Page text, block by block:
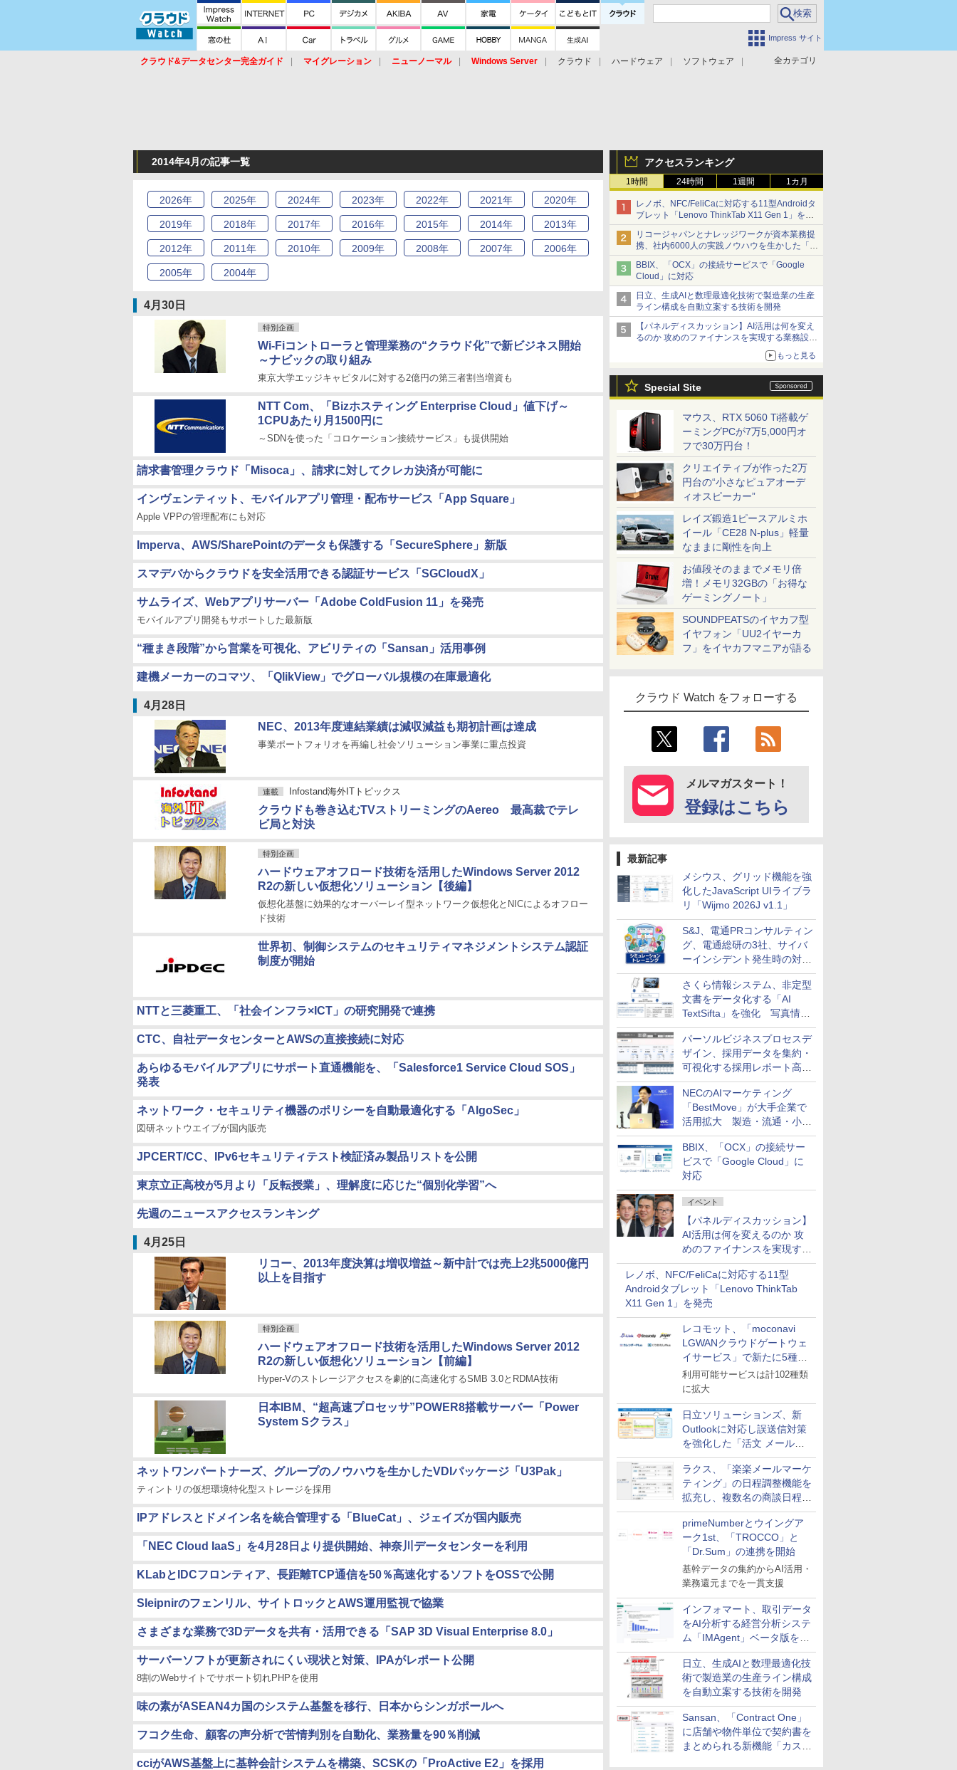
Impress サイト
全カテゴリ
クラウド&データセンター完全ガイド マイグレーション ニューノーマル Windows Server クラウド ハードウェア
ソフトウェア
アクセスランキング
1時間 24時間 1週間 1カ月
レノボ、NFC/FeliCaに対応する11型Androidタ
ブレット「Lenovo ThinkTab X11 Gen 1」を発
売
リコージャパンとナレッジワークが資本業務提
携、社内6000人の実践ノウハウを生かした「AI
商談記録 for RICOH」を展開へ
BBIX、「OCX」の接続サービスで「Google
Cloud」に対応
日立、生成AIと数理最適化技術で製造業の生産
ライン構成を自動立案する技術を開発
【パネルディスカッション】AI活用は何を変え
るのか 攻めのファイナンスを実現する業務設計
もっと見る
Special Site
マウス、RTX 5060 Ti搭載ゲ
ーミングPCが7万5,000円オ
フで30万円台！
クリエイティブが作った2万
円台の“小さなピュアオーデ
ィオスピーカー”
レイズ鍛造1ピースアルミホ
イール「CE28 N-plus」軽量
なままに剛性を向上
お値段そのままでメモリ倍
増！メモリ32GBの「お得な
ゲーミングノート」
SOUNDPEATSのイヤカフ型
イヤフォン「UU2イヤーカ
フ」をイヤカフマニアが語る
クラウド Watch をフォローする
メルマガスタート！
登録はこちら
最新記事
メシウス、グリッド機能を強
化したJavaScript UIライブラ
リ「Wijmo 2026J v1.1」
S&J、電通PRコンサルティン
グ、電通総研の3社、サイバ
ーインシデント発生時の対応
と危機管理広報を一体的に訓
練するプログラムを提供
さくら情報システム、非定型
文書をデータ化する「AI
TextSifta」を強化 写真情報
のデータ化などに対応
パーソルビジネスプロセスデ
ザイン、採用データを集約・
可視化する採用レポート高速
化サービスを提供
NECのAIマーケティング
「BestMove」が大手企業で
活用拡大 製造・流通・小売
企業・広告代理店などが実装
フェーズへ
BBIX、「OCX」の接続サー
ビスで「Google Cloud」に
対応
イベント
【パネルディスカッション】
AI活用は何を変えるのか 攻
めのファイナンスを実現する
業務設計とマインドセット変
革
レノボ、NFC/FeliCaに対応する11型
Androidタブレット「Lenovo ThinkTab
X11 Gen 1」を発売
レコモット、「moconavi
LGWANクラウドゲートウェ
イサービス」で新たに5種類
のサービスと連携開始
利用可能サービスは計102種類
に拡大
日立ソリューションズ、新
Outlookに対応し誤送信対策
を強化した「活文 メール誤
送信防止アドインサービス」
を提供
ラクス、「楽楽メールマーケ
ティング」の日程調整機能を
拡充し、複数名の商談日程調
整を効率化
primeNumberとウイングア
ーク1st、「TROCCO」と
「Dr.Sum」の連携を開始
基幹データの集約からAI活用・
業務還元までを一貫支援
インフォマート、取引データ
をAI分析する経営分析システ
ム「IMAgent」ベータ版を提
供
日立、生成AIと数理最適化技
術で製造業の生産ライン構成
を自動立案する技術を開発
Sansan、「Contract One」
に店舗や物件単位で契約書を
まとめられる新機能「カスタ
2014年4月の記事一覧
2026年 2025年 2024年 2023年 2022年 2021年 2020年
2019年 2018年 2017年 2016年 2015年 2014年 2013年
2012年 2011年 2010年 2009年 2008年 2007年 2006年
2005年 2004年
4月30日
特別企画
Wi-Fiコントローラと管理業務の“クラウド化”で新ビジネス開始
～ナビックの取り組み
東京大学エッジキャピタルに対する2億円の第三者割当増資も
NTT Com、「Bizホスティング Enterprise Cloud」値下げ～
1CPUあたり月1500円に
～SDNを使った「コロケーション接続サービス」も提供開始
請求書管理クラウド「Misoca」、請求に対してクレカ決済が可能に
インヴェンティット、モバイルアプリ管理・配布サービス「App Square」
Apple VPPの管理配布にも対応
Imperva、AWS/SharePointのデータも保護する「SecureSphere」新版
スマデバからクラウドを安全活用できる認証サービス「SGCloudX」
サムライズ、Webアプリサーバー「Adobe ColdFusion 11」を発売
モバイルアプリ開発もサポートした最新版
“種まき段階”から営業を可視化、アビリティの「Sansan」活用事例
建機メーカーのコマツ、「QlikView」でグローバル規模の在庫最適化
4月28日
NEC、2013年度連結業績は減収減益も期初計画は達成
事業ポートフォリオを再編し社会ソリューション事業に重点投資
連載 Infostand海外ITトピックス
クラウドも巻き込むTVストリーミングのAereo 最高裁でテレ
ビ局と対決
特別企画
ハードウェアオフロード技術を活用したWindows Server 2012
R2の新しい仮想化ソリューション【後編】
仮想化基盤に効果的なオーバーレイ型ネットワーク仮想化とNICによるオフロー
ド技術
世界初、制御システムのセキュリティマネジメントシステム認証
制度が開始
NTTと三菱重工、「社会インフラ×ICT」の研究開発で連携
CTC、自社データセンターとAWSの直接接続に対応
あらゆるモバイルアプリにサポート直通機能を、「Salesforce1 Service Cloud SOS」
発表
ネットワーク・セキュリティ機器のポリシーを自動最適化する「AlgoSec」
図研ネットウエイブが国内販売
JPCERT/CC、IPv6セキュリティテスト検証済み製品リストを公開
東京立正高校が5月より「反転授業」、理解度に応じた“個別化学習”へ
先週のニュースアクセスランキング
4月25日
リコー、2013年度決算は増収増益～新中計では売上2兆5000億円
以上を目指す
特別企画
ハードウェアオフロード技術を活用したWindows Server 2012
R2の新しい仮想化ソリューション【前編】
Hyper-Vのストレージアクセスを劇的に高速化するSMB 3.0とRDMA技術
日本IBM、“超高速プロセッサ”POWER8搭載サーバー「Power
System Sクラス」
ネットワンパートナーズ、グループのノウハウを生かしたVDIパッケージ「U3Pak」
ティントリの仮想環境特化型ストレージを採用
IPアドレスとドメイン名を統合管理する「BlueCat」、ジェイズが国内販売
「NEC Cloud IaaS」を4月28日より提供開始、神奈川データセンターを利用
KLabとIDCフロンティア、長距離TCP通信を50％高速化するソフトをOSSで公開
Sleipnirのフェンリル、サイトロックとAWS運用監視で協業
さまざまな業務で3Dデータを共有・活用できる「SAP 3D Visual Enterprise 8.0」
サーバーソフトが更新されにくい現状と対策、IPAがレポート公開
8割のWebサイトでサポート切れPHPを使用
味の素がASEAN4カ国のシステム基盤を移行、日本からシンガポールへ
フコク生命、顧客の声分析で苦情判別を自動化、業務量を90％削減
cciがAWS基盤上に基幹会計システムを構築、SCSKの「ProActive E2」を採用